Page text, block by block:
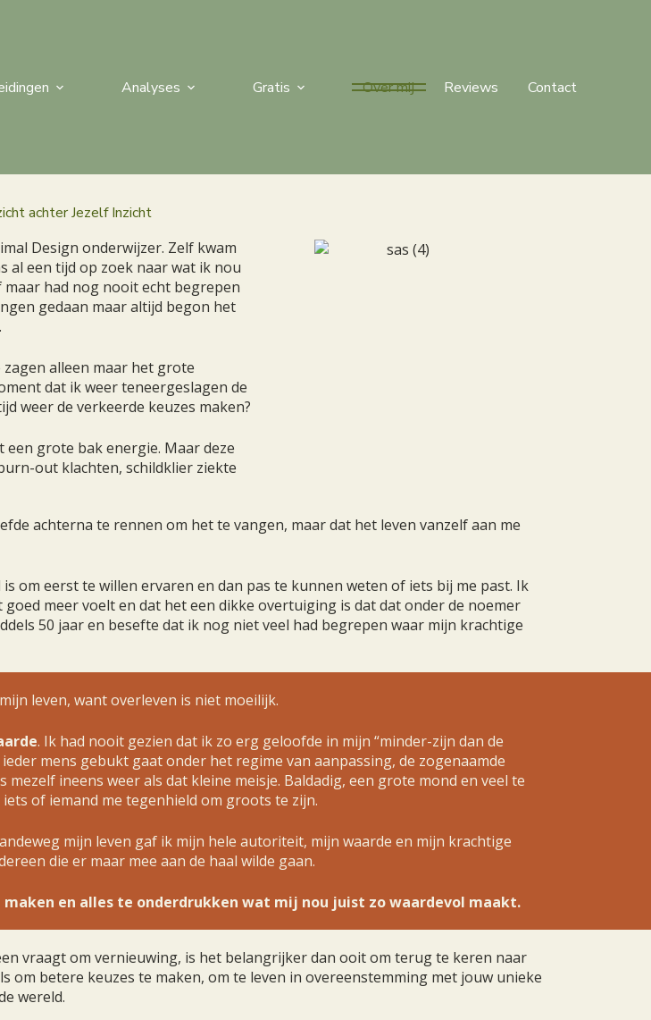
Analyses Gratis Over mij Reviews Contact
achter Jezelf Inzicht
Design onderwijzer. Zelf kwam
al een tijd op zoek naar wat ik nou
had nog nooit echt begrepen
gedaan maar altijd begon het
alleen maar het grote
dat ik weer teneergeslagen de
weer de verkeerde keuzes maken?
grote bak energie. Maar deze
out klachten, schildklier ziekte
achterna te rennen om het te vangen, maar dat het leven vanzelf aan me
om eerst te willen ervaren en dan pas te kunnen weten of iets bij me past. Ik
meer voelt en dat het een dikke overtuiging is dat dat onder de noemer
50 jaar en besefte dat ik nog niet veel had begrepen waar mijn krachtige
leven, want overleven is niet moeilijk.
. Ik had nooit gezien dat ik zo erg geloofde in mijn “minder-zijn dan de
mens gebukt gaat onder het regime van aanpassing, de zogenaamde
ineens weer als dat kleine meisje. Baldadig, een grote mond en veel te
of iemand me tegenhield om groots te zijn.
mijn leven gaf ik mijn hele autoriteit, mijn waarde en mijn krachtige
die er maar mee aan de haal wilde gaan.
en alles te onderdrukken wat mij nou juist zo waardevol maakt.
vraagt om vernieuwing, is het belangrijker dan ooit om terug te keren naar
om betere keuzes te maken, om te leven in overeenstemming met jouw unieke
wereld.